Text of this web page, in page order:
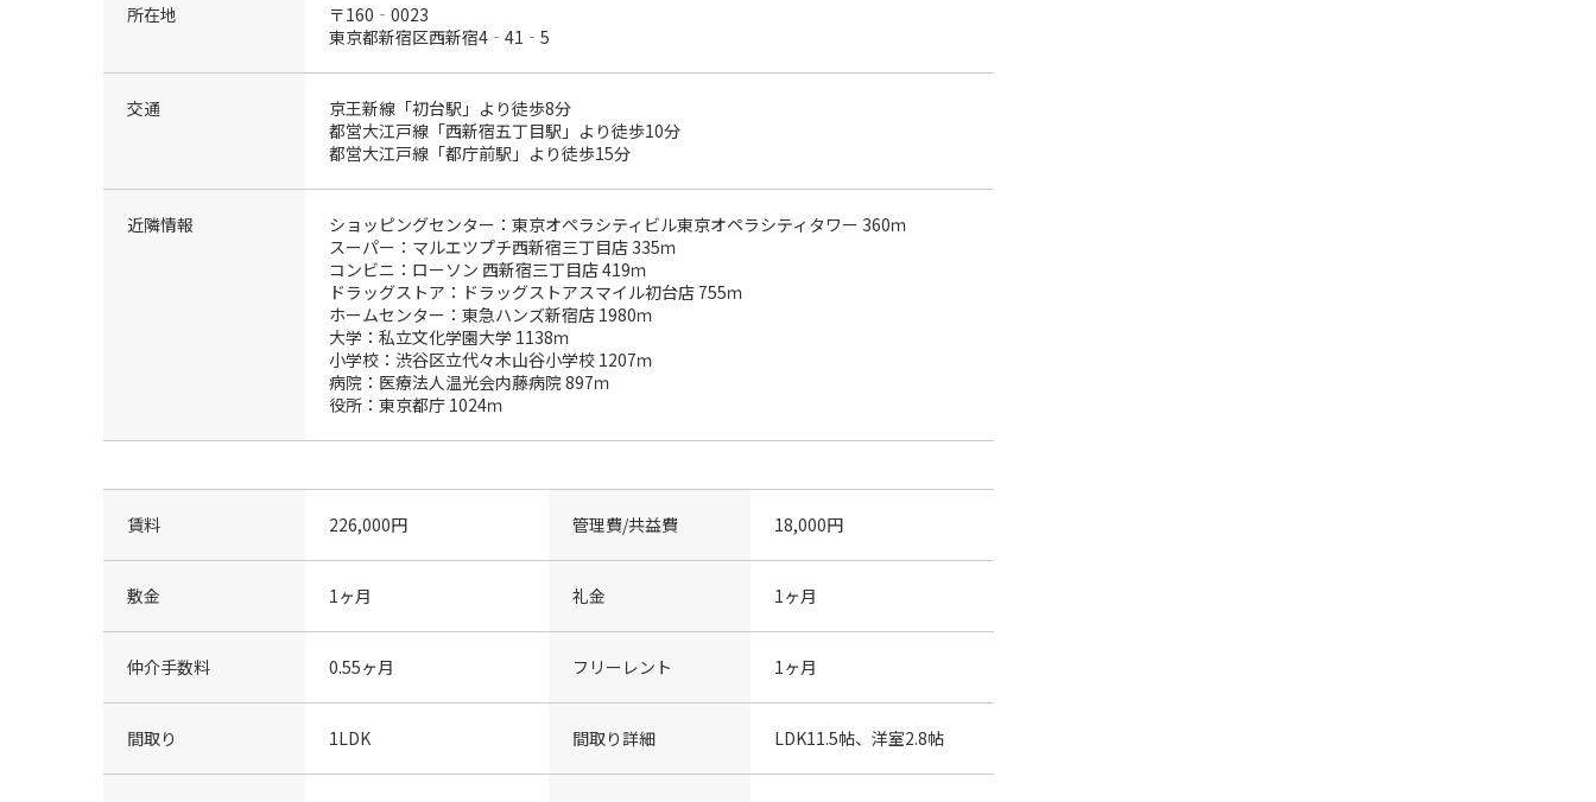
所在地
〒160‐0023
東京都新宿区西新宿4‐41‐5
交通
京王新線「初台駅」より徒歩8分
都営大江戸線「西新宿五丁目駅」より徒歩10分
都営大江戸線「都庁前駅」より徒歩15分
近隣情報
ショッピングセンター：東京オペラシティビル東京オペラシティタワー 360ｍ
スーパー：マルエツプチ西新宿三丁目店 335ｍ
コンビニ：ローソン 西新宿三丁目店 419ｍ
ドラッグストア：ドラッグストアスマイル初台店 755ｍ
ホームセンター：東急ハンズ新宿店 1980ｍ
大学：私立文化学園大学 1138ｍ
小学校：渋谷区立代々木山谷小学校 1207ｍ
病院：医療法人温光会内藤病院 897ｍ
役所：東京都庁 1024ｍ
賃料 226,000円 管理費/共益費 18,000円
敷金 1ヶ月 礼金 1ヶ月
仲介手数料 0.55ヶ月 フリーレント 1ヶ月
間取り 1LDK 間取り詳細 LDK11.5帖、洋室2.8帖